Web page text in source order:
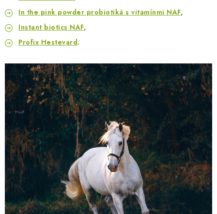
In the pink powder probiotiká s vitamínmi NAF,
Instant biotics NAF,
Profix Hestevard.